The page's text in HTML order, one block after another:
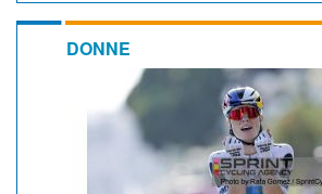
DONNE